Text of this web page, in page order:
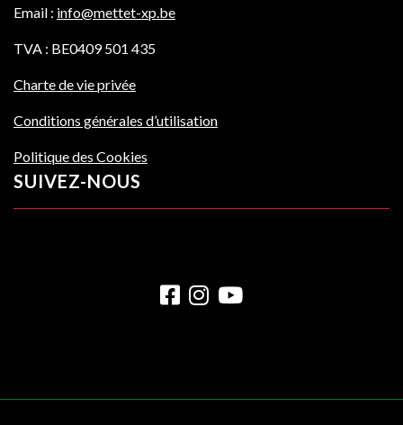
Email : info@mettet-xp.be
TVA : BE0409 501 435
Charte de vie privée
Conditions générales d’utilisation
Politique des Cookies
SUIVEZ-NOUS